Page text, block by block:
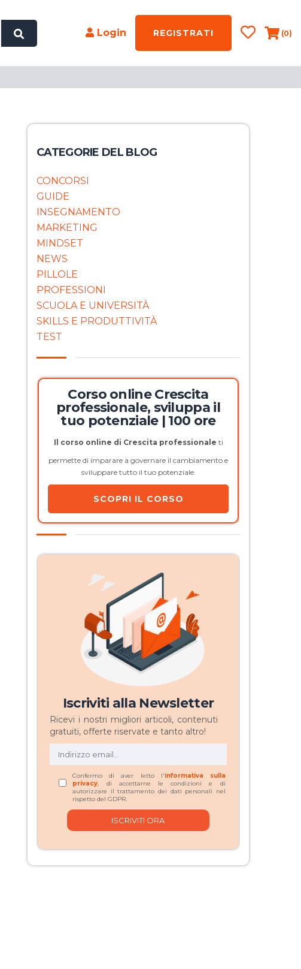
Login REGISTRATI (0)
CATEGORIE DEL BLOG
CONCORSI
GUIDE
INSEGNAMENTO
MARKETING
MINDSET
NEWS
PILLOLE
PROFESSIONI
SCUOLA E UNIVERSITÀ
SKILLS E PRODUTTIVITÀ
TEST
Corso online Crescita
professionale, sviluppa il
tuo potenziale | 100 ore
Il corso online di Crescita professionale ti
permette di imparare a governare il cambiamento e
sviluppare tutto il tuo potenziale.
SCOPRI IL CORSO
Iscriviti alla Newsletter
Ricevi i nostri migliori articoli, contenuti
gratuiti, offerte riservate e tanto altro!
Confermo di aver letto l'informativa sulla
privacy, di accettarne le condizioni e di
autorizzare il trattamento dei dati personali nel
rispetto del GDPR.